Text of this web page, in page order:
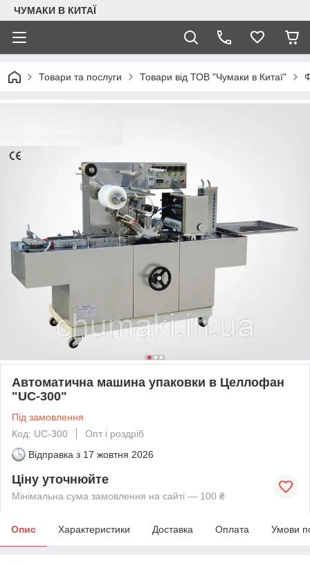
ЧУМАКИ В КИТАЇ
Товари та послуги Товари від ТОВ "Чумаки в Китаї"
Автоматична машина упаковки в Целлофан
"UC-300"
Під замовлення
Код: UC-300
Опт і роздріб
Відправка з 17 жовтня 2026
Ціну уточнюйте
Мінімальна сума замовлення на сайті — 100 ₴
Опис Характеристики Доставка Оплата Умови